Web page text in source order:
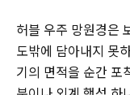
허블 우주 망원경은
도밖에 담아내지 못
기의 면적을 순간 포